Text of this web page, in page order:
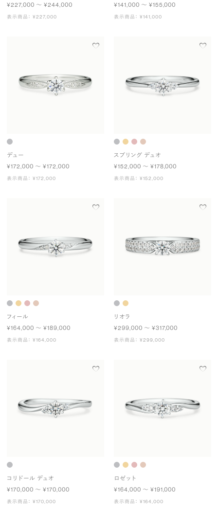
¥227,000 〜 ¥244,000
表示商品： ¥227,000
¥141,000 〜 ¥155,000
表示商品： ¥141,000
デュー
¥172,000 〜 ¥172,000
表示商品： ¥172,000
スプリング デュオ
¥152,000 〜 ¥178,000
表示商品： ¥152,000
フィール
¥164,000 〜 ¥189,000
表示商品： ¥164,000
リオラ
¥299,000 〜 ¥317,000
表示商品： ¥299,000
コリドール デュオ
¥170,000 〜 ¥170,000
表示商品： ¥170,000
ロゼット
¥164,000 〜 ¥191,000
表示商品： ¥164,000